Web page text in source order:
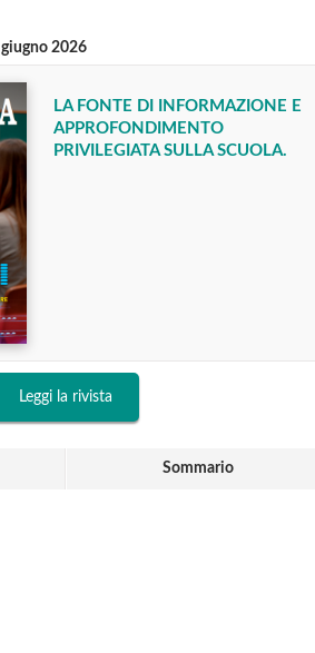
giugno 2026
LA FONTE DI INFORMAZIONE E
APPROFONDIMENTO
PRIVILEGIATA SULLA SCUOLA.
Leggi la rivista
Sommario